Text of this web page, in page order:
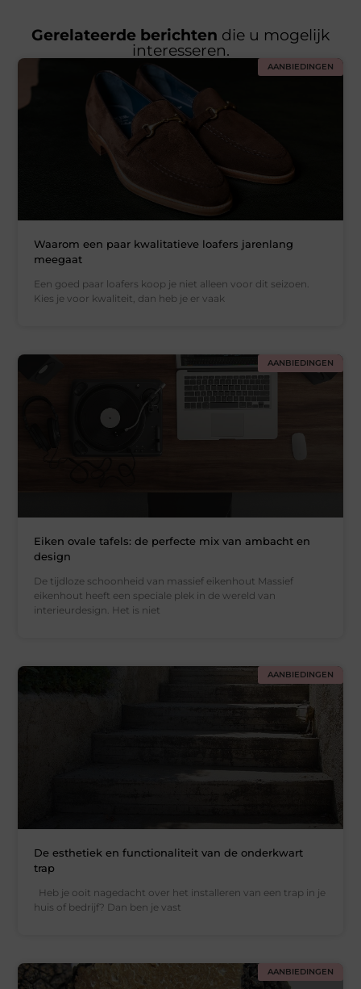
Gerelateerde berichten die u mogelijk
interesseren.
AANBIEDINGEN
Waarom een paar kwalitatieve loafers jarenlang
meegaat
Een goed paar loafers koop je niet alleen voor dit seizoen.
Kies je voor kwaliteit, dan heb je er vaak
AANBIEDINGEN
Eiken ovale tafels: de perfecte mix van ambacht en
design
De tijdloze schoonheid van massief eikenhout Massief
eikenhout heeft een speciale plek in de wereld van
interieurdesign. Het is niet
AANBIEDINGEN
De esthetiek en functionaliteit van de onderkwart
trap
Heb je ooit nagedacht over het installeren van een trap in je
huis of bedrijf? Dan ben je vast
AANBIEDINGEN